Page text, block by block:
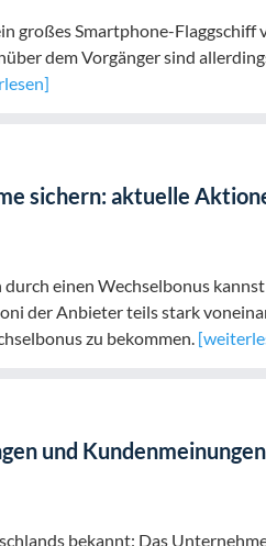
großes Smartphone-
dem Vorgänger sind
sichern: aktuelle
einen Wechselbonus
der Anbieter teils stark
zu bekommen.
und
bekannt: Das